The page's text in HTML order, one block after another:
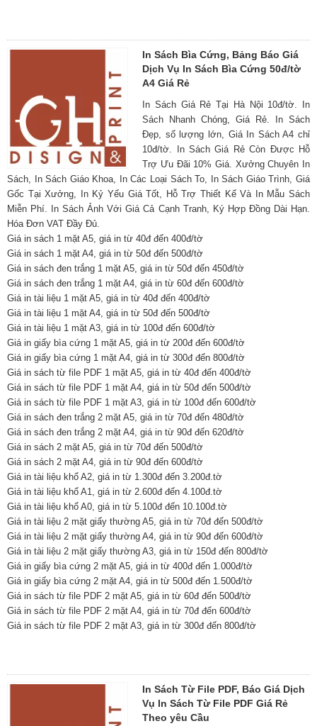
In Sách Bìa Cứng, Bảng Báo Giá
Dịch Vụ In Sách Bìa Cứng 50đ/tờ
A4 Giá Rẻ
In Sách Giá Rẻ Tại Hà Nội 10đ/tờ. In
Sách Nhanh Chóng, Giá Rẻ. In Sách
Đẹp, số lượng lớn, Giá In Sách A4 chỉ
10đ/tờ. In Sách Giá Rẻ Còn Được Hỗ
Trợ Ưu Đãi 10% Giá. Xưởng Chuyên In
Sách, In Sách Giáo Khoa, In Các Loại Sách To, In Sách Giáo Trình, Giá
Gốc Tại Xưởng, In Kỷ Yếu Giá Tốt, Hỗ Trợ Thiết Kế Và In Mẫu Sách
Miễn Phí. In Sách Ảnh Với Giá Cả Cạnh Tranh, Ký Hợp Đồng Dài Hạn.
Hóa Đơn VAT Đầy Đủ.
Giá in sách 1 mặt A5, giá in từ 40đ đến 400đ/tờ
Giá in sách 1 mặt A4, giá in từ 50đ đến 500đ/tờ
Giá in sách đen trắng 1 mặt A5, giá in từ 50đ đến 450đ/tờ
Giá in sách đen trắng 1 mặt A4, giá in từ 60đ đến 600đ/tờ
Giá in tài liệu 1 mặt A5, giá in từ 40đ đến 400đ/tờ
Giá in tài liệu 1 mặt A4, giá in từ 50đ đến 500đ/tờ
Giá in tài liệu 1 mặt A3, giá in từ 100đ đến 600đ/tờ
Giá in giấy bìa cứng 1 mặt A5, giá in từ 200đ đến 600đ/tờ
Giá in giấy bìa cứng 1 mặt A4, giá in từ 300đ đến 800đ/tờ
Giá in sách từ file PDF 1 mặt A5, giá in từ 40đ đến 400đ/tờ
Giá in sách từ file PDF 1 mặt A4, giá in từ 50đ đến 500đ/tờ
Giá in sách từ file PDF 1 mặt A3, giá in từ 100đ đến 600đ/tờ
Giá in sách đen trắng 2 mặt A5, giá in từ 70đ đến 480đ/tờ
Giá in sách đen trắng 2 mặt A4, giá in từ 90đ đến 620đ/tờ
Giá in sách 2 mặt A5, giá in từ 70đ đến 500đ/tờ
Giá in sách 2 mặt A4, giá in từ 90đ đến 600đ/tờ
Giá in tài liệu khổ A2, giá in từ 1.300đ đến 3.200đ.tờ
Giá in tài liệu khổ A1, giá in từ 2.600đ đến 4.100đ.tờ
Giá in tài liệu khổ A0, giá in từ 5.100đ đến 10.100đ.tờ
Giá in tài liệu 2 mặt giấy thường A5, giá in từ 70đ đến 500đ/tờ
Giá in tài liệu 2 mặt giấy thường A4, giá in từ 90đ đến 600đ/tờ
Giá in tài liệu 2 mặt giấy thường A3, giá in từ 150đ đến 800đ/tờ
Giá in giấy bìa cứng 2 mặt A5, giá in từ 400đ đến 1.000đ/tờ
Giá in giấy bìa cứng 2 mặt A4, giá in từ 500đ đến 1.500đ/tờ
Giá in sách từ file PDF 2 mặt A5, giá in từ 60đ đến 500đ/tờ
Giá in sách từ file PDF 2 mặt A4, giá in từ 70đ đến 600đ/tờ
Giá in sách từ file PDF 2 mặt A3, giá in từ 300đ đến 800đ/tờ
In Sách Từ File PDF, Báo Giá Dịch
Vụ In Sách Từ File PDF Giá Rẻ
Theo yêu Cầu